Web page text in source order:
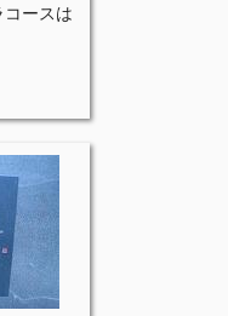
ースは